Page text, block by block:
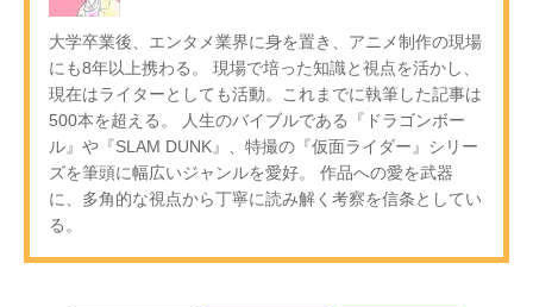
大学卒業後、エンタメ業界に身を置き、アニメ制作の現場
にも8年以上携わる。 現場で培った知識と視点を活かし、
現在はライターとしても活動。これまでに執筆した記事は
500本を超える。 人生のバイブルである『ドラゴンボー
ル』や『SLAM DUNK』、特撮の『仮面ライダー』シリー
ズを筆頭に幅広いジャンルを愛好。 作品への愛を武器
に、多角的な視点から丁寧に読み解く考察を信条としてい
る。